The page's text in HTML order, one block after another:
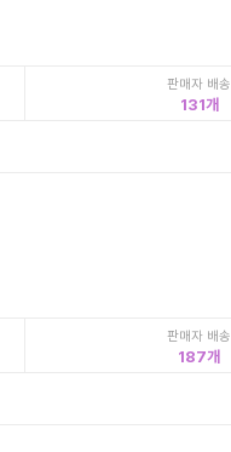
판매자 배송
131
판매자 배송
187